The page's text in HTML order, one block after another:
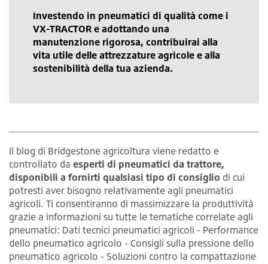
Investendo in pneumatici di qualità come i
VX-TRACTOR e adottando una
manutenzione rigorosa, contribuirai alla
vita utile delle attrezzature agricole e alla
sostenibilità della tua azienda.
Il blog di Bridgestone agricoltura viene redatto e
controllato da esperti di pneumatici da trattore,
disponibili a fornirti qualsiasi tipo di consiglio di cui
potresti aver bisogno relativamente agli pneumatici
agricoli. Ti consentiranno di massimizzare la produttività
grazie a informazioni su tutte le tematiche correlate agli
pneumatici: Dati tecnici pneumatici agricoli - Performance
dello pneumatico agricolo - Consigli sulla pressione dello
pneumatico agricolo - Soluzioni contro la compattazione